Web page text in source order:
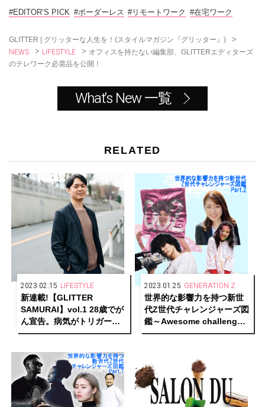
o
#EDITOR’S PICK #ボーダーレス #リモートワーク #在宅ワーク
GLITTER | グリッターな人生を！(スタイルマガジン『グリッター』) >
NEWS > LIFESTYLE > オフィスを持たない編集部、GLITTERエディターズ
のテレワーク必需品を公開！
What's New 一覧
RELATED
2023.02.15 LIFESTYLE
新連載!【GLITTER
SAMURAI】vol.1 28歳でが
ん宣告。病気がトリガーと
なり始めた日本酒ビジネス
2023.01.25 GENERATION Z
世界的な影響力を持つ新世
代Z世代チャレンジャーズ図
鑑～Awesome challengers
of generationZ！～Part.2